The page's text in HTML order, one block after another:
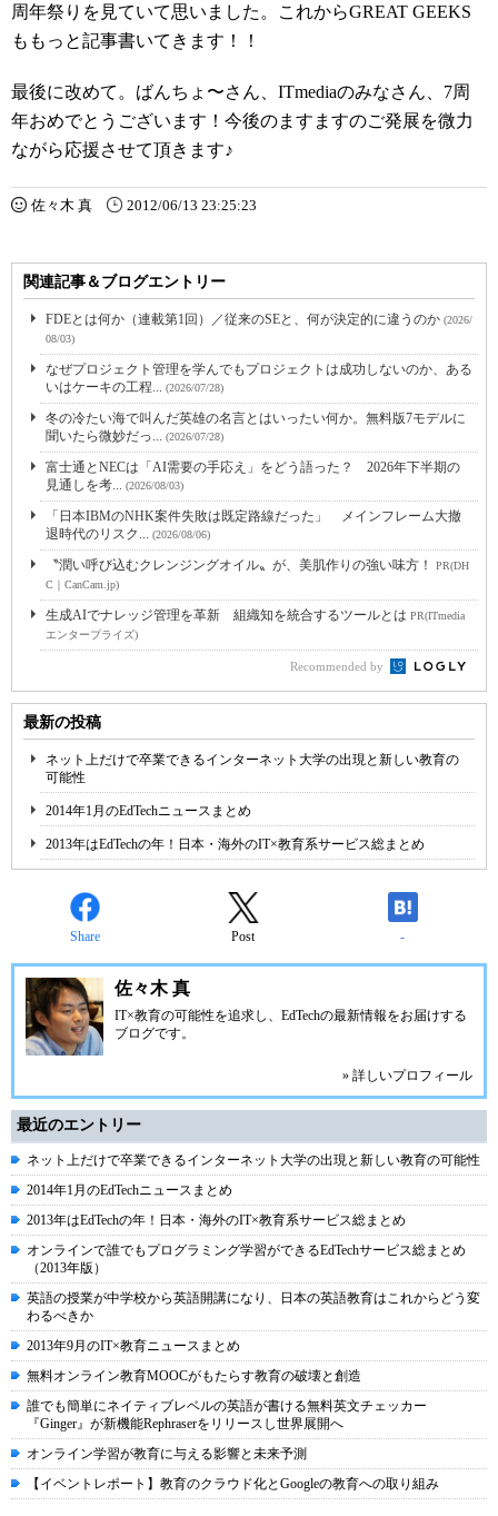
周年祭りを見ていて思いました。これからGREAT GEEKS
ももっと記事書いてきます！！
最後に改めて。ばんちょ〜さん、ITmediaのみなさん、7周
年おめでとうございます！今後のますますのご発展を微力
ながら応援させて頂きます♪
佐々木 真 2012/06/13 23:25:23
関連記事＆ブログエントリー
FDEとは何か（連載第1回）／従来のSEと、何が決定的に違うのか (2026/
08/03)
なぜプロジェクト管理を学んでもプロジェクトは成功しないのか、ある
いはケーキの工程... (2026/07/28)
冬の冷たい海で叫んだ英雄の名言とはいったい何か。無料版7モデルに
聞いたら微妙だっ... (2026/07/28)
富士通とNECは「AI需要の手応え」をどう語った？ 2026年下半期の
見通しを考... (2026/08/03)
「日本IBMのNHK案件失敗は既定路線だった」 メインフレーム大撤
退時代のリスク... (2026/08/06)
〝潤い呼び込むクレンジングオイル〟が、美肌作りの強い味方！
PR(DH
C｜CanCam.jp)
生成AIでナレッジ管理を革新 組織知を統合するツールとは PR(ITmedia
エンタープライズ)
Recommended by
最新の投稿
ネット上だけで卒業できるインターネット大学の出現と新しい教育の
可能性
2014年1月のEdTechニュースまとめ
2013年はEdTechの年！日本・海外のIT×教育系サービス総まとめ
Share Post -
佐々木 真
IT×教育の可能性を追求し、EdTechの最新情報をお届けする
ブログです。
» 詳しいプロフィール
最近のエントリー
ネット上だけで卒業できるインターネット大学の出現と新しい教育の可能性
2014年1月のEdTechニュースまとめ
2013年はEdTechの年！日本・海外のIT×教育系サービス総まとめ
オンラインで誰でもプログラミング学習ができるEdTechサービス総まとめ
（2013年版）
英語の授業が中学校から英語開講になり、日本の英語教育はこれからどう変
わるべきか
2013年9月のIT×教育ニュースまとめ
無料オンライン教育MOOCがもたらす教育の破壊と創造
誰でも簡単にネイティブレベルの英語が書ける無料英文チェッカー
『Ginger』が新機能Rephraserをリリースし世界展開へ
オンライン学習が教育に与える影響と未来予測
【イベントレポート】教育のクラウド化とGoogleの教育への取り組み